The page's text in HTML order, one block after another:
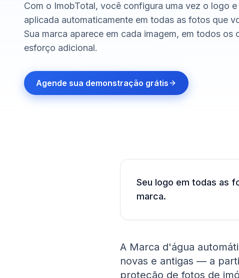
Com o ImobTotal, você configura uma vez o logo
aplicada automaticamente em todas as fotos que
Sua marca aparece em cada imagem, em todos
esforço adicional.
Agende sua demonstração grátis
Seu logo em todas as
marca.
A Marca d'água
novas e antigas — a
proteção de fotos de